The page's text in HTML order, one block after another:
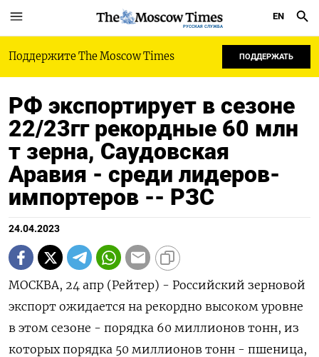
РУССКАЯ СЛУЖБА
EN
Поддержите The Moscow Times ПОДДЕРЖАТЬ
РФ экспортирует в сезоне
22/23гг рекордные 60 млн
т зерна, Саудовская
Аравия - среди лидеров-
импортеров -- РЗС
24.04.2023
МОСКВА, 24 апр (Рейтер) - Российский зерновой
экспорт ожидается на рекордно высоком уровне
в этом сезоне - порядка 60 миллионов тонн, из
которых порядка 50 миллионов тонн - пшеница,